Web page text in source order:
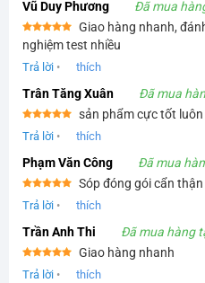
Vũ Duy Phương Đã mua
Được xếp
hạng55
sao
Giao hàng nhanh,
nghiệm test nhiều
Trả lời • thích
Trân Tăng Xuân Đã mua
Được xếp
hạng55
sản phẩm cực tốt luôn
Trả lời • thích
Phạm Văn Công Đã mua
Được xếp
hạng55
Sóp đóng gói cẩn thận
Trả lời • thích
Trần Anh Thi Đã mua hàng
Được xếp
hạng55
Giao hàng nhanh
Trả lời • thích